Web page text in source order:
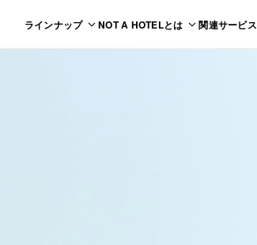
ラインナップ NOT A HOTELとは 関連サービス